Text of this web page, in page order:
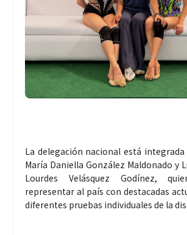
La delegación nacional está
María Daniella González Maldonado y
Lourdes Velásquez Godínez,
representar al país con destacadas
diferentes pruebas individuales de la